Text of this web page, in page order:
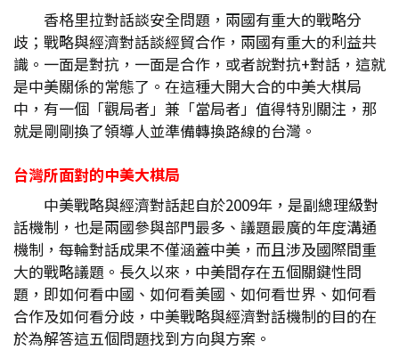
香格里拉對話談安全問題，兩國有重大的戰略分
歧；戰略與經濟對話談經貿合作，兩國有重大的利益共
識。一面是對抗，一面是合作，或者說對抗+對話，這就
是中美關係的常態了。在這種大開大合的中美大棋局
中，有一個「觀局者」兼「當局者」值得特別關注，那
就是剛剛換了領導人並準備轉換路線的台灣。
台灣所面對的中美大棋局
中美戰略與經濟對話起自於2009年，是副總理級對
話機制，也是兩國參與部門最多、議題最廣的年度溝通
機制，每輪對話成果不僅涵蓋中美，而且涉及國際間重
大的戰略議題。長久以來，中美間存在五個關鍵性問
題，即如何看中國、如何看美國、如何看世界、如何看
合作及如何看分歧，中美戰略與經濟對話機制的目的在
於為解答這五個問題找到方向與方案。